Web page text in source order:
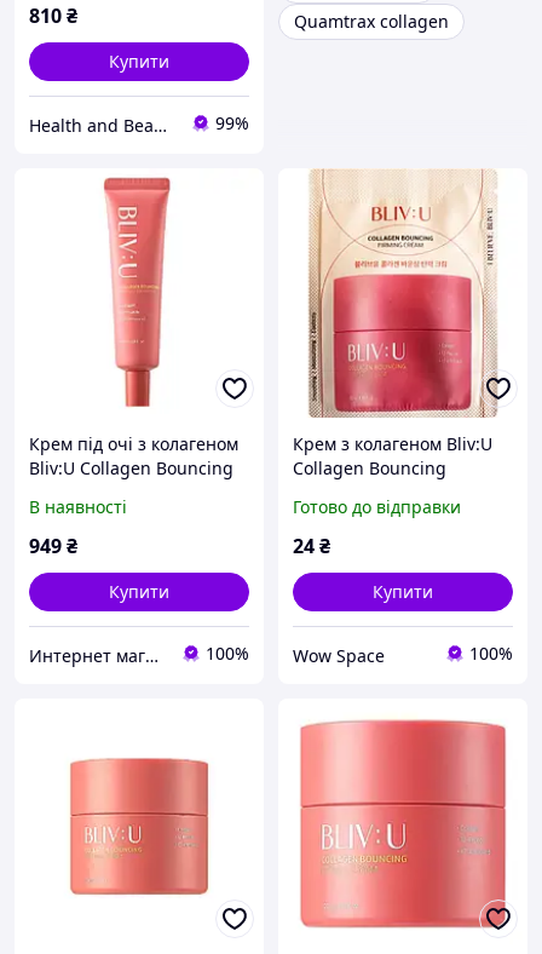
810₴
Купити
Health and Beauty 99%
Quamtrax collagen
Крем під очі з колагеном
Bliv:U Collagen Bouncing
В наявності
949₴
Купити
Интернет магазин корейской косметики 100%
Крем з колагеном Bliv:U
Collagen Bouncing
мл
Готово до відправки
24₴
Купити
Wow Space 100%